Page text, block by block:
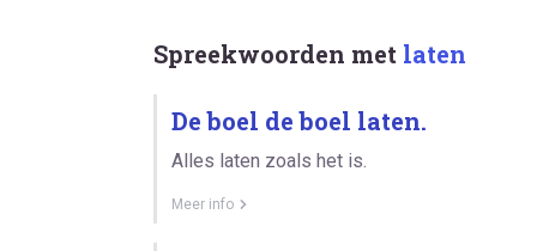
Spreekwoorden met laten
De boel de boel laten.
Alles laten zoals het is.
Meer info